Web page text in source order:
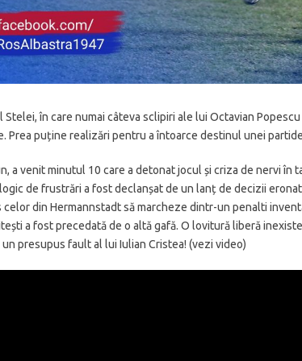
Stelei, în care numai câteva sclipiri ale lui Octavian
Prea puține realizări pentru a întoarce destinul unei
a venit minutul 10 care a detonat jocul și criza de nervi în
de frustrări a fost declanșat de un lanț de decizii
celor din Hermannstadt să marcheze dintr-un penalti
a fost precedată de o altă gafă. O lovitură liberă
presupus fault al lui Iulian Cristea! (vezi video)